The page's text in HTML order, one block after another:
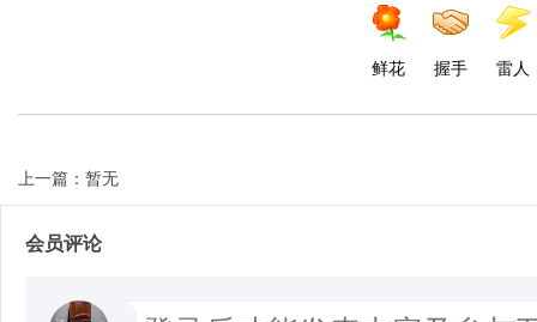
d
鲜花 握手 雷人
上一篇：暂无
会员评论